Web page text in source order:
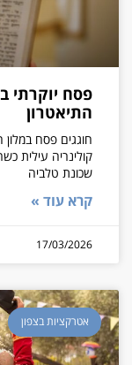
פסח יוקרתי
התיאטרון
חוגגים פסח
קולינריה עילית
שכונת טלביה
קרא עוד »
17/03/2026
אטרקציות בצפון